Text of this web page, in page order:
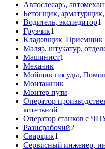
Автослесарь,
Бетонщик,
Водитель, экспедитор1
Грузчик1
Кладовщик, Приемщик
Маляр, штукатур,
Машинист1
Механик
Мойщик посуды,
Монтажник
Монтер пути
Оператор
котельной
Оператор станков с
Разнорабочий2
Сварщик1
Сервисный инженер,